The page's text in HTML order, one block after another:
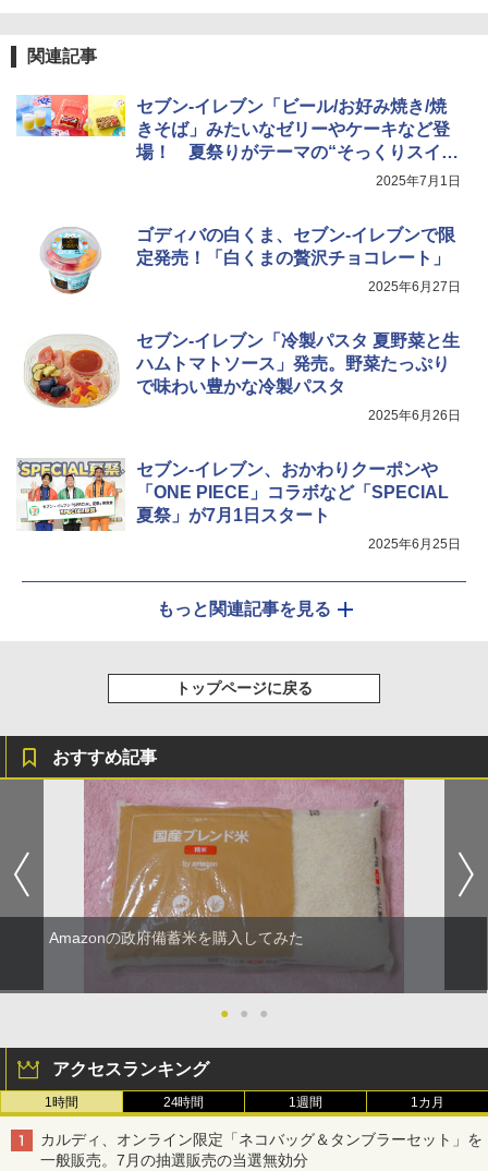
関連記事
セブン-イレブン「ビール/お好み焼き/焼
きそば」みたいなゼリーやケーキなど登
場！ 夏祭りがテーマの“そっくりスイー
2025年7月1日
ゴディバの白くま、セブン-イレブンで限
定発売！「白くまの贅沢チョコレート」
2025年6月27日
セブン-イレブン「冷製パスタ 夏野菜と生
ハムトマトソース」発売。野菜たっぷり
で味わい豊かな冷製パスタ
2025年6月26日
セブン-イレブン、おかわりクーポンや
「ONE PIECE」コラボなど「SPECIAL
夏祭」が7月1日スタート
2025年6月25日
もっと関連記事を見る
トップページに戻る
おすすめ記事
Amazonの政府備蓄米を購入してみた
● ● ●
アクセスランキング
1時間 24時間 1週間 1カ月
カルディ、オンライン限定「ネコバッグ＆タンブラーセット」を
一般販売。7月の抽選販売の当選無効分